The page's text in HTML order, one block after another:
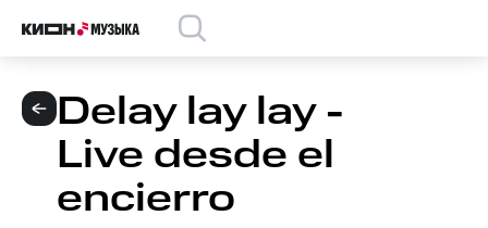
Delay lay lay -
Live desde el
encierro